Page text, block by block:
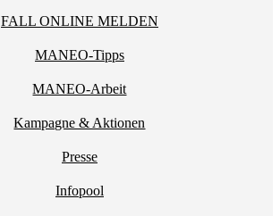
FALL ONLINE MELDEN
MANEO-Tipps
MANEO-Arbeit
Kampagne & Aktionen
Presse
Infopool